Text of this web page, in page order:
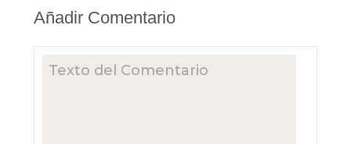
Añadir Comentario